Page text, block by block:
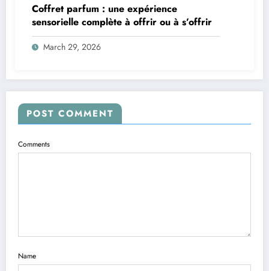
Coffret parfum : une expérience
sensorielle complète à offrir ou à s’offrir
March 29, 2026
POST COMMENT
Comments
Name